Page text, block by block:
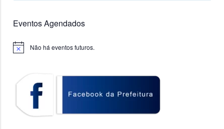
Eventos Agendados
Notice Não há eventos futuros.